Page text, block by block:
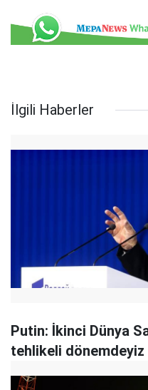
İlgili Haberler
Putin: İkinci Dünya
tehlikeli dönemdeyiz